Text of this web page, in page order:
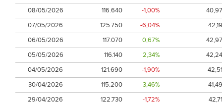
08/05/2026
116.640 -1,00%
40,97
07/05/2026
125.750 -6,04%
42,19
06/05/2026
117.070 0,67%
42,97
05/05/2026
116.140 2,34%
42,24
04/05/2026
121.690 -1,90%
42,51
30/04/2026
115.200 3,46%
41,49
29/04/2026
122.730 -1,72%
42,71